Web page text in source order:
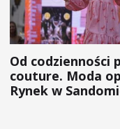
Od codzienności
couture. Moda
Rynek w